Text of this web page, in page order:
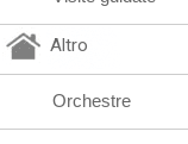
Altro
Orchestre